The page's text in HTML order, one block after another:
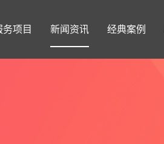
务项目 新闻资讯 经典案例